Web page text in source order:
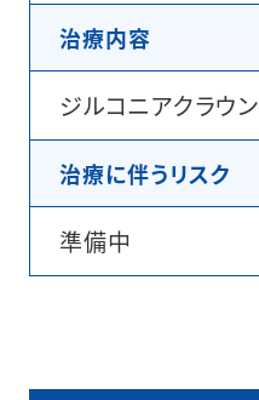
治療内容
ジルコニアクラウン
治療に伴うリスク
準備中